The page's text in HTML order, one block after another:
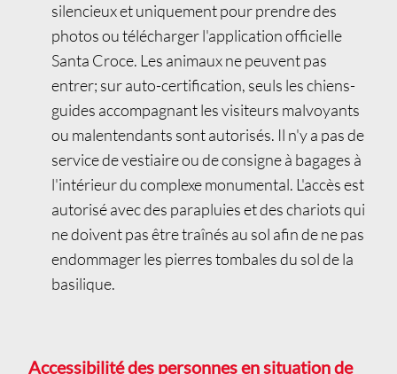
silencieux et uniquement pour prendre des
photos ou télécharger l'application officielle
Santa Croce. Les animaux ne peuvent pas
entrer; sur auto-certification, seuls les chiens-
guides accompagnant les visiteurs malvoyants
ou malentendants sont autorisés. Il n'y a pas de
service de vestiaire ou de consigne à bagages à
l'intérieur du complexe monumental. L'accès est
autorisé avec des parapluies et des chariots qui
ne doivent pas être traînés au sol afin de ne pas
endommager les pierres tombales du sol de la
basilique.
Accessibilité des personnes en situation de